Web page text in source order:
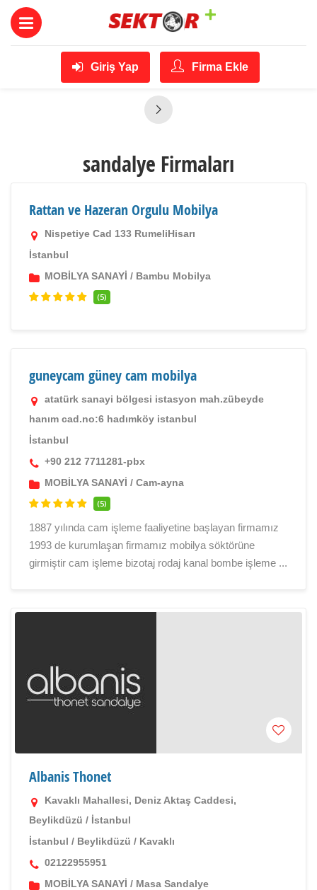
Giriş Yap Firma Ekle
sandalye Firmaları
Rattan ve Hazeran Orgulu Mobilya
Nispetiye Cad 133 RumeliHisarı
İstanbul
MOBİLYA SANAYİ / Bambu Mobilya
(5)
guneycam güney cam mobilya
atatürk sanayi bölgesi istasyon mah.zübeyde
hanım cad.no:6 hadımköy istanbul
İstanbul
+90 212 7711281-pbx
MOBİLYA SANAYİ / Cam-ayna
(5)
1887 yılında cam işleme faaliyetine başlayan firmamız
1993 de kurumlaşan firmamız mobilya söktörüne
girmiştir cam işleme bizotaj rodaj kanal bombe işleme ...
Albanis Thonet
Kavaklı Mahallesi, Deniz Aktaş Caddesi,
Beylikdüzü / İstanbul
İstanbul / Beylikdüzü / Kavaklı
02122955951
MOBİLYA SANAYİ / Masa Sandalye